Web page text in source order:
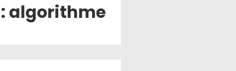
algorithme